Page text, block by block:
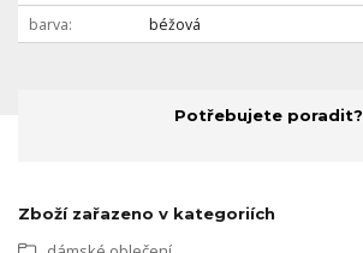
barva
béžová
Potřebujete poradit?
Zboží zařazeno v kategoriích